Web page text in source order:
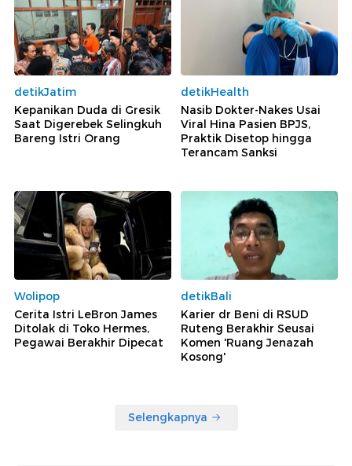
detikJatim
Kepanikan Duda di Gresik
Saat Digerebek Selingkuh
Bareng Istri Orang
detikHealth
Nasib Dokter-Nakes Usai
Viral Hina Pasien BPJS,
Praktik Disetop hingga
Terancam Sanksi
Wolipop
Cerita Istri LeBron James
Ditolak di Toko Hermes,
Pegawai Berakhir Dipecat
detikBali
Karier dr Beni di RSUD
Ruteng Berakhir Seusai
Komen 'Ruang Jenazah
Kosong'
Selengkapnya